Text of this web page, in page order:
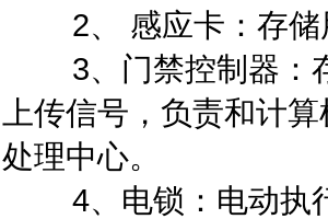
2、 感应卡：存储
3、门禁控制器：存
上传信号，负责和计
处理中心。
4、电锁：电动执行